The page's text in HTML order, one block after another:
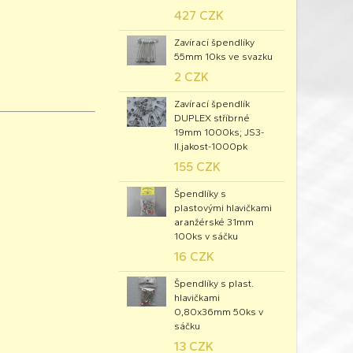
427 CZK
Zavírací špendlíky
55mm 10ks ve svazku
2 CZK
Zavírací špendlík
DUPLEX stříbrné
19mm 1000ks; JS3-
II.jakost-1000pk
155 CZK
Špendlíky s
plastovými hlavičkami
aranžérské 31mm
100ks v sáčku
16 CZK
Špendlíky s plast.
hlavičkami
0,80x36mm 50ks v
sáčku
13 CZK